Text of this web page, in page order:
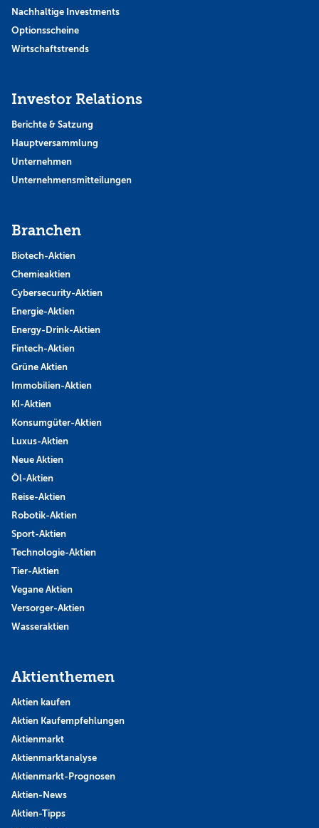
Nachhaltige Investments
Optionsscheine
Wirtschaftstrends
Investor Relations
Berichte & Satzung
Hauptversammlung
Unternehmen
Unternehmensmitteilungen
Branchen
Biotech-Aktien
Chemieaktien
Cybersecurity-Aktien
Energie-Aktien
Energy-Drink-Aktien
Fintech-Aktien
Grüne Aktien
Immobilien-Aktien
KI-Aktien
Konsumgüter-Aktien
Luxus-Aktien
Neue Aktien
Öl-Aktien
Reise-Aktien
Robotik-Aktien
Sport-Aktien
Technologie-Aktien
Tier-Aktien
Vegane Aktien
Versorger-Aktien
Wasseraktien
Aktienthemen
Aktien kaufen
Aktien Kaufempfehlungen
Aktienmarkt
Aktienmarktanalyse
Aktienmarkt-Prognosen
Aktien-News
Aktien-Tipps